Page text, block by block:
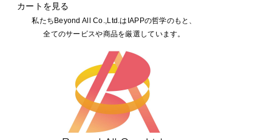
カートを見る
私たちBeyond All Co.,Ltd.はIAPPの哲学のもと、
全てのサービスや商品を厳選しています。